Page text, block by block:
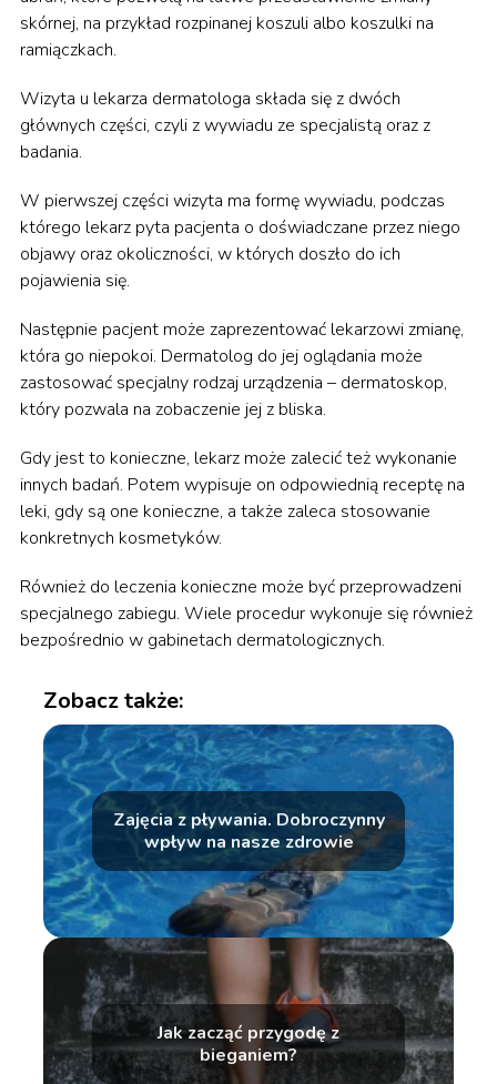
skórnej, na przykład rozpinanej koszuli albo koszulki na
ramiączkach.
Wizyta u lekarza dermatologa składa się z dwóch
głównych części, czyli z wywiadu ze specjalistą oraz z
badania.
W pierwszej części wizyta ma formę wywiadu, podczas
którego lekarz pyta pacjenta o doświadczane przez niego
objawy oraz okoliczności, w których doszło do ich
pojawienia się.
Następnie pacjent może zaprezentować lekarzowi zmianę,
która go niepokoi. Dermatolog do jej oglądania może
zastosować specjalny rodzaj urządzenia – dermatoskop,
który pozwala na zobaczenie jej z bliska.
Gdy jest to konieczne, lekarz może zalecić też wykonanie
innych badań. Potem wypisuje on odpowiednią receptę na
leki, gdy są one konieczne, a także zaleca stosowanie
konkretnych kosmetyków.
Również do leczenia konieczne może być przeprowadzeni
specjalnego zabiegu. Wiele procedur wykonuje się również
bezpośrednio w gabinetach dermatologicznych.
Zobacz także:
Zajęcia z pływania. Dobroczynny
wpływ na nasze zdrowie
Jak zacząć przygodę z
bieganiem?